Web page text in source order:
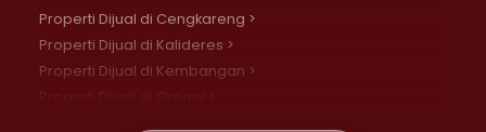
Properti Dijual di Cengkareng >
Properti Dijual di Kalideres >
Properti Dijual di Kembangan >